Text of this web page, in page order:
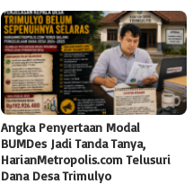
Angka Penyertaan Modal
BUMDes Jadi Tanda Tanya,
HarianMetropolis.com Telusuri
Dana Desa Trimulyo